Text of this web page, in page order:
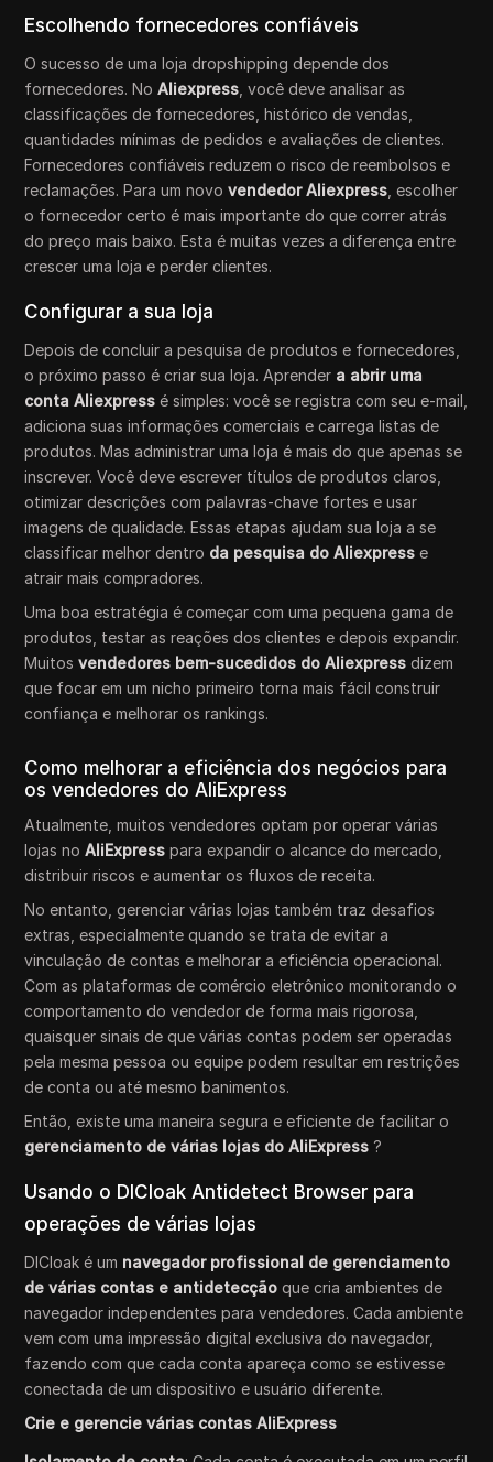
Escolhendo fornecedores confiáveis
O sucesso de uma loja dropshipping depende dos
fornecedores. NoAliexpress , você deve analisar as
classificações de fornecedores, histórico de vendas,
quantidades mínimas de pedidos e avaliações de clientes.
Fornecedores confiáveis reduzem o risco de reembolsos e
reclamações. Para um novovendedor Aliexpress , escolher
o fornecedor certo é mais importante do que correr atrás
do preço mais baixo. Esta é muitas vezes a diferença entre
crescer uma loja e perder clientes.
Configurar a sua loja
Depois de concluir a pesquisa de produtos e fornecedores,
o próximo passo é criar sua loja. Aprender a abrir uma
conta Aliexpress é simples: você se registra com seu e-mail,
adiciona suas informações comerciais e carrega listas de
produtos. Mas administrar uma loja é mais do que apenas se
inscrever. Você deve escrever títulos de produtos claros,
otimizar descrições com palavras-chave fortes e usar
imagens de qualidade. Essas etapas ajudam sua loja a se
classificar melhor dentro da pesquisa do Aliexpress e
atrair mais compradores.
Uma boa estratégia é começar com uma pequena gama de
produtos, testar as reações dos clientes e depois expandir.
Muitosvendedores bem-sucedidos do Aliexpress dizem
que focar em um nicho primeiro torna mais fácil construir
confiança e melhorar os rankings.
Como melhorar a eficiência dos negócios para
os vendedores do AliExpress
Atualmente, muitos vendedores optam por operar várias
lojas noAliExpress para expandir o alcance do mercado,
distribuir riscos e aumentar os fluxos de receita.
No entanto, gerenciar várias lojas também traz desafios
extras, especialmente quando se trata de evitar a
vinculação de contas e melhorar a eficiência operacional.
Com as plataformas de comércio eletrônico monitorando o
comportamento do vendedor de forma mais rigorosa,
quaisquer sinais de que várias contas podem ser operadas
pela mesma pessoa ou equipe podem resultar em restrições
de conta ou até mesmo banimentos.
Então, existe uma maneira segura e eficiente de facilitar o
gerenciamento de várias lojas do AliExpress ?
Usando o DICloak Antidetect Browser para
operações de várias lojas
DICloak é um navegador profissional de gerenciamento
de várias contas e antidetecção que cria ambientes de
navegador independentes para vendedores. Cada ambiente
vem com uma impressão digital exclusiva do navegador,
fazendo com que cada conta apareça como se estivesse
conectada de um dispositivo e usuário diferente.
Crie e gerencie várias contas AliExpress